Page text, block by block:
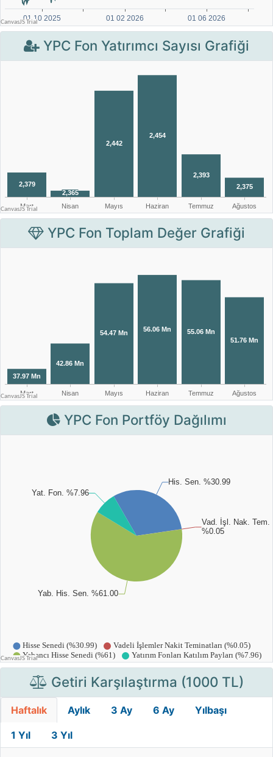
YPC Fon Yatırımcı Sayısı Grafiği
YPC Fon Toplam Değer Grafiği
YPC Fon Portföy Dağılımı
Getiri Karşılaştırma (1000 TL)
Haftalık Aylık 3 Ay 6 Ay Yılbaşı
1 Yıl 3 Yıl